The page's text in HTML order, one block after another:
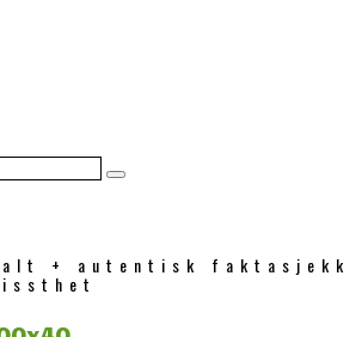
+ autentisk faktasjekk